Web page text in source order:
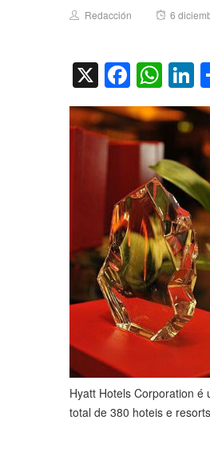
Author
Redacción
Posted
6
X
Hyatt Hotels Corporation
total de 380 hoteis e